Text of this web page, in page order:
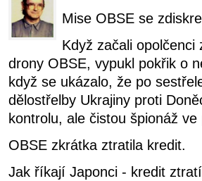
Mise OBSE se
Když začali
drony OBSE, vypukl pokřik o
když se ukázalo, že po
dělostřelby Ukrajiny proti
kontrolu, ale čistou špionáž
OBSE zkrátka ztratila kredit.
Jak říkají Japonci - kredit